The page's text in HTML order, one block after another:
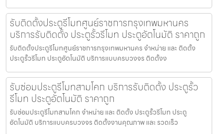
รับติดตั้งประตูรีโมทศูนย์ราชการกรุงเทพมหานคร
บริการรับติดตั้ง ประตูรั้วรีโมท ประตูอัตโนมัติ ราคาถูก
รับติดตั้งประตูรีโมทศูนย์ราชการกรุงเทพมหานคร จำหน่าย และ ติดตั้ง
ประตูรั้วรีโมท ประตูอัตโนมัติ บริการแบบครบวงจร ติดตั้งง
รับซ่อมประตูรีโมทสามโคก บริการรับติดตั้ง ประตูรั้ว
รีโมท ประตูอัตโนมัติ ราคาถูก
รับซ่อมประตูรีโมทสามโคก จำหน่าย และ ติดตั้ง ประตูรั้วรีโมท ประตู
อัตโนมัติ บริการแบบครบวงจร ติดตั้งงานคุณภาพ และ รวดเร็ว